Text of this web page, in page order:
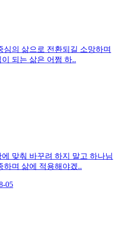
의 삶으로 전환되길 소망하며
되는 삶은 어쩜 하..
맞춰 바꾸려 하지 말고 하나님
하며 삶에 적용해야겠..
05